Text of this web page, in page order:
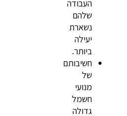
העבודה
שלהם
נשארת
יעילה
ביותר.
חשיבותם
של
מנועי
חשמל
גדולה